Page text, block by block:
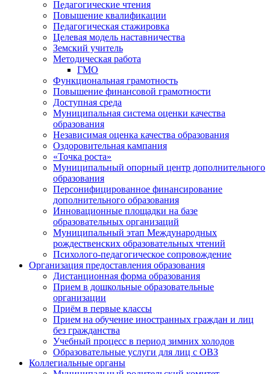
Педагогические чтения
Повышение квалификации
Педагогическая стажировка
Целевая модель наставничества
Земский учитель
Методическая работа
ГМО
Функциональная грамотность
Повышение финансовой грамотности
Доступная среда
Муниципальная система оценки качества
образования
Независимая оценка качества образования
Оздоровительная кампания
«Точка роста»
Муниципальный опорный центр дополнительного
образования
Персонифицированное финансирование
дополнительного образования
Инновационные площадки на базе
образовательных организаций
Муниципальный этап Международных
рождественских образовательных чтений
Психолого-педагогическое сопровождение
Организация предоставления образования
Дистанционная форма образования
Прием в дошкольные образовательные
организации
Приём в первые классы
Прием на обучение иностранных граждан и лиц
без гражданства
Учебный процесс в период зимних холодов
Образовательные услуги для лиц с ОВЗ
Коллегиальные органы